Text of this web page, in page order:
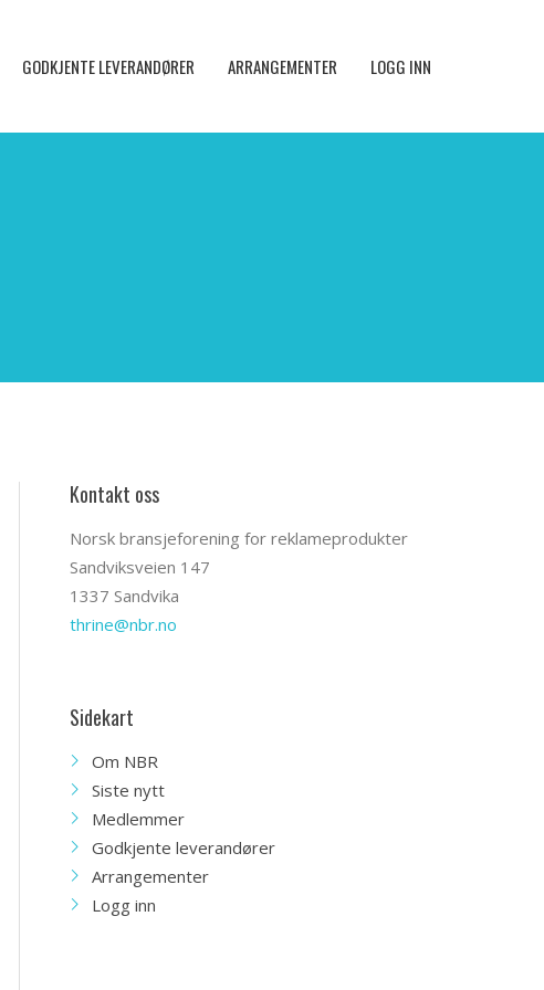
GODKJENTE LEVERANDØRER ARRANGEMENTER LOGG INN
Kontakt oss
Norsk bransjeforening for reklameprodukter
Sandviksveien 147
1337 Sandvika
thrine@nbr.no
Sidekart
Om NBR
Siste nytt
Medlemmer
Godkjente leverandører
Arrangementer
Logg inn